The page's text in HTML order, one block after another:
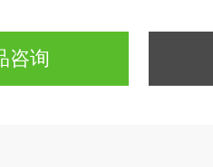
咨询